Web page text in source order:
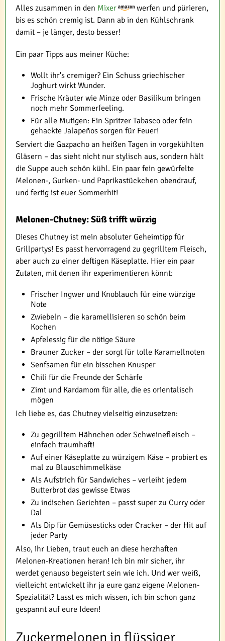
Alles zusammen in den Mixer
werfen und pürieren,
bis es schön cremig ist. Dann ab in den Kühlschrank
damit – je länger, desto besser!
Ein paar Tipps aus meiner Küche:
Wollt ihr's cremiger? Ein Schuss griechischer
Joghurt wirkt Wunder.
Frische Kräuter wie Minze oder Basilikum bringen
noch mehr Sommerfeeling.
Für alle Mut­igen: Ein Spritzer Tabasco oder fein
gehackte Jalapeños sorgen für Feuer!
Serviert die Gazpacho an heißen Tagen in vorgekühlten
Gläsern – das sieht nicht nur stylisch aus, sondern hält
die Suppe auch schön kühl. Ein paar fein gewürfelte
Melonen-, Gurken- und Paprikastückchen obendrauf,
und fertig ist euer Sommerhit!
Melonen-Chutney: Süß trifft würzig
Dieses Chutney ist mein absoluter Geheimtipp für
Grillpartys! Es passt hervorragend zu gegrilltem Fleisch,
aber auch zu einer deftigen Käseplatte. Hier ein paar
Zutaten, mit denen ihr experimentieren könnt:
Frischer Ingwer und Knoblauch für eine würzige
Note
Zwiebeln – die karamellisieren so schön beim
Kochen
Apfelessig für die nötige Säure
Brauner Zucker – der sorgt für tolle Karamellnoten
Senfsamen für ein bisschen Knusper
Chili für die Freunde der Schärfe
Zimt und Kardamom für alle, die es orientalisch
mögen
Ich liebe es, das Chutney vielseitig einzusetzen:
Zu gegrilltem Hähnchen oder Schweinefleisch –
einfach traumhaft!
Auf einer Käseplatte zu würzigem Käse – probiert es
mal zu Blauschimmelkäse
Als Aufstrich für Sandwiches – verleiht jedem
Butterbrot das gewisse Etwas
Zu indischen Gerichten – passt super zu Curry oder
Dal
Als Dip für Gemüsesticks oder Cracker – der Hit auf
jeder Party
Also, ihr Lieben, traut euch an diese herzhaften
Melonen-Kreationen heran! Ich bin mir sicher, ihr
werdet genauso begeistert sein wie ich. Und wer weiß,
vielleicht entwickelt ihr ja eure ganz eigene Melonen-
Spezialität? Lasst es mich wissen, ich bin schon ganz
gespannt auf eure Ideen!
Zuckermelonen in flüssiger